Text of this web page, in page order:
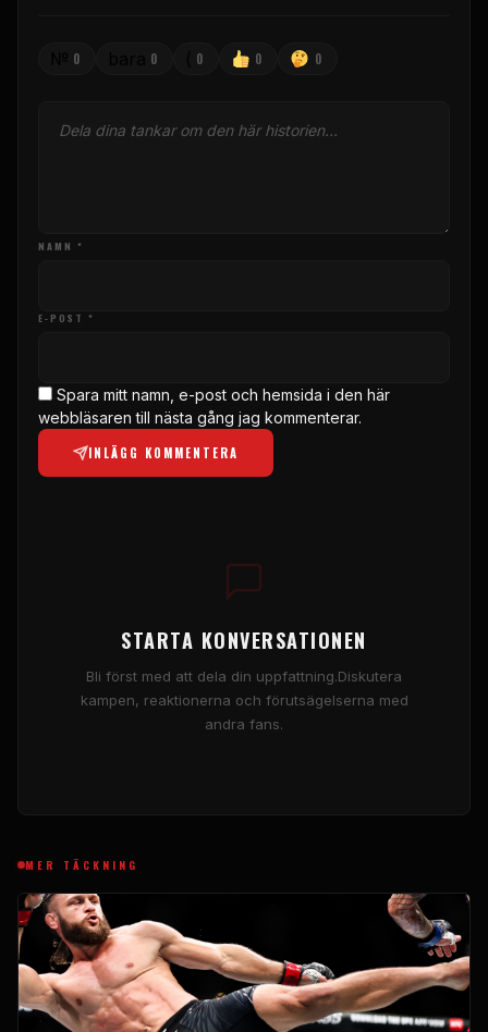
0 0 0 0 0
NAMN *
E-POST *
Spara mitt namn, e-post och hemsida i den här
webbläsaren till nästa gång jag kommenterar.
INLÄGG KOMMENTERA
STARTA KONVERSATIONEN
Bli först med att dela din uppfattning.Diskutera
kampen, reaktionerna och förutsägelserna med
andra fans.
MER TÄCKNING